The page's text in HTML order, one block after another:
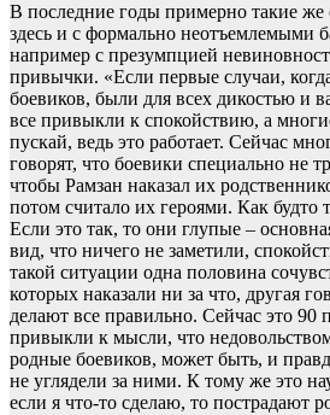
В последние годы примерно такие
здесь и с формально неотъемлемыми
например с презумпцией
привычки. «Если первые случаи,
боевиков, были для всех дикостью и
все привыкли к спокойствию, а
пускай, ведь это работает. Сейчас
говорят, что боевики специально не
чтобы Рамзан наказал их
потом считало их героями. Как будто
Если это так, то они глупые –
вид, что ничего не заметили,
такой ситуации одна половина
которых наказали ни за что, другая
делают все правильно. Сейчас это 90
привыкли к мысли, что
родные боевиков, может быть, и
не углядели за ними. К тому же это
если я что-то сделаю, то пострадают